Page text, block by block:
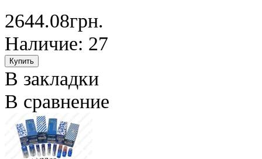
2644.08грн.
Наличие: 27
В закладки
В сравнение